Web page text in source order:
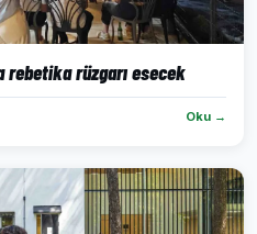
rebetika rüzgarı esecek
Oku →